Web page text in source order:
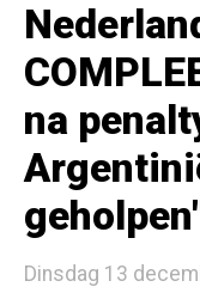
na
Dinsdag 13